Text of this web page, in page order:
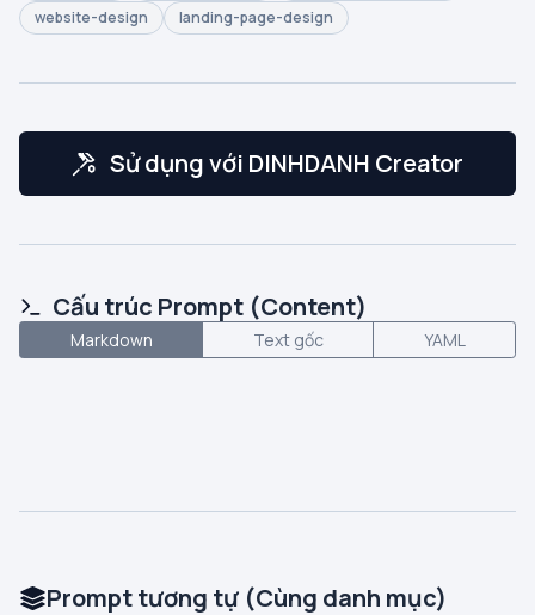
website-design
landing-page-design
Sử dụng với DINHDANH Creator
Cấu trúc Prompt (Content)
Markdown Text gốc YAML
Prompt tương tự (Cùng danh mục)